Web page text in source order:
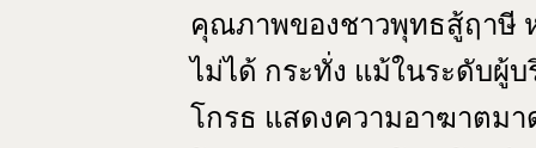
คุณภาพของชาวพุทธสู้ฤาษี
ไม่ได้ กระทั่ง แม้ในระดับผู้
โกรธ แสดงความอาฆาตมา